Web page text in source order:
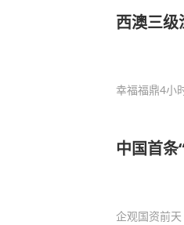
西澳三级
幸福福鼎4小
中国首
企观国资前天